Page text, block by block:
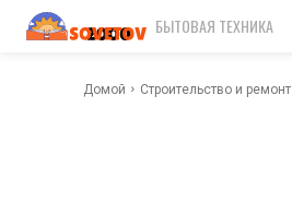
БЫТОВАЯ ТЕХНИКА
Домой Строительство и ремонт